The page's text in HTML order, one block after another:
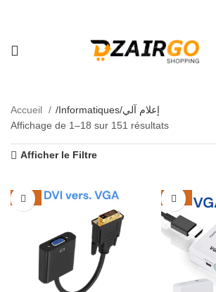
Accueil
Informatiques/إعلام آلي
Affichage de 1–18 sur 151 résultats
Afficher le Filtre
-26% -30%